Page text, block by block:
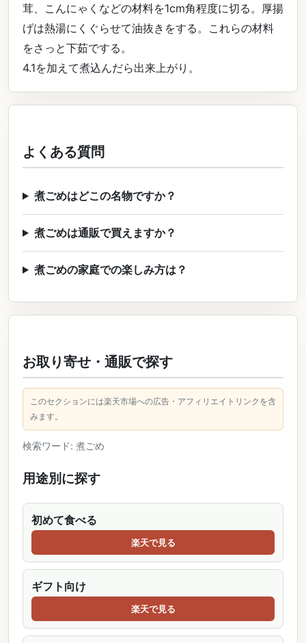
茸、こんにゃくなどの材料を1cm角程度に切る。厚揚
げは熱湯にくぐらせて油抜きをする。これらの材料
をさっと下茹でする。
4.1を加えて煮込んだら出来上がり。
よくある質問
煮ごめはどこの名物ですか？
煮ごめは通販で買えますか？
煮ごめの家庭での楽しみ方は？
お取り寄せ・通販で探す
このセクションには楽天市場への広告・アフィリエイトリンクを含
みます。
検索ワード: 煮ごめ
用途別に探す
初めて食べる
楽天で見る
ギフト向け
楽天で見る